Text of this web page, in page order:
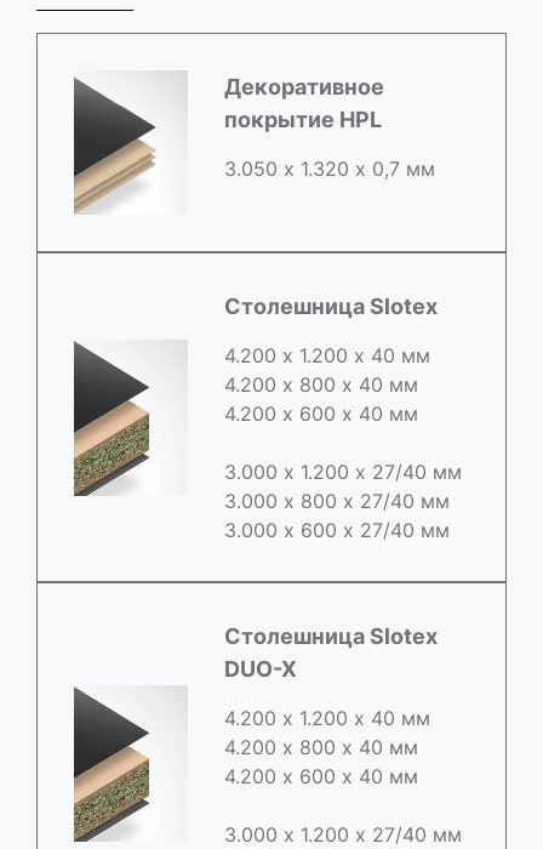
Декоративное
покрытие HPL
3.050 х 1.320 х 0,7 мм
Столешница Slotex
4.200 х 1.200 х 40 мм
4.200 х 800 х 40 мм
4.200 х 600 х 40 мм
3.000 х 1.200 х 27/40 мм
3.000 х 800 х 27/40 мм
3.000 х 600 х 27/40 мм
Cтолешница Slotex
DUO-X
4.200 х 1.200 х 40 мм
4.200 х 800 х 40 мм
4.200 х 600 х 40 мм
3.000 х 1.200 х 27/40 мм